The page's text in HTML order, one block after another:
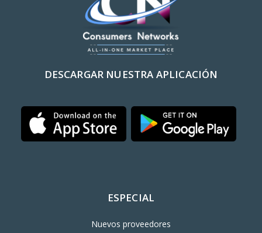
DESCARGAR NUESTRA APLICACIÓN
ESPECIAL
Nuevos proveedores